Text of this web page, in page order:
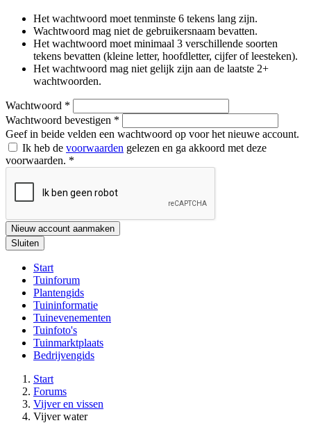
Het wachtwoord moet tenminste 6 tekens lang zijn.
Wachtwoord mag niet de gebruikersnaam bevatten.
Het wachtwoord moet minimaal 3 verschillende soorten
tekens bevatten (kleine letter, hoofdletter, cijfer of leesteken).
Het wachtwoord mag niet gelijk zijn aan de laatste 2+
wachtwoorden.
Wachtwoord *
Wachtwoord bevestigen *
Geef in beide velden een wachtwoord op voor het nieuwe account.
Ik heb de voorwaarden gelezen en ga akkoord met deze
voorwaarden. *
Nieuw account aanmaken
Sluiten
Start
Tuinforum
Plantengids
Tuininformatie
Tuinevenementen
Tuinfoto's
Tuinmarktplaats
Bedrijvengids
Start
Forums
Vijver en vissen
Vijver water